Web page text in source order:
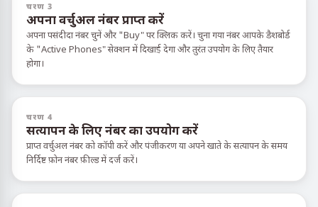
चरण 3
अपना वर्चुअल नंबर प्राप्त करें
अपना पसंदीदा नंबर चुनें और "Buy" पर क्लिक करें। चुना गया नंबर आपके डैशबोर्ड
के "Active Phones" सेक्शन में दिखाई देगा और तुरंत उपयोग के लिए तैयार
होगा।
चरण 4
सत्यापन के लिए नंबर का उपयोग करें
प्राप्त वर्चुअल नंबर को कॉपी करें और पंजीकरण या अपने खाते के सत्यापन के समय
निर्दिष्ट फ़ोन नंबर फ़ील्ड में दर्ज करें।